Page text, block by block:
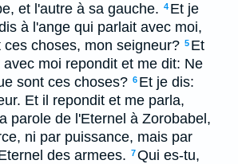
et l'autre à sa gauche. 4 Et je
à l'ange qui parlait avec moi,
choses, mon seigneur? 5 Et
avec moi repondit et me dit: Ne
sont ces choses? 6 Et je dis:
Et il repondit et me parla,
parole de l'Eternel à Zorobabel,
ni par puissance, mais par
des armees. 7Qui es-tu,